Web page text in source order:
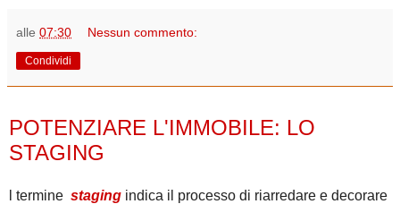
alle 07:30 Nessun commento:
Condividi
POTENZIARE L'IMMOBILE: LO
STAGING
l termine staging indica il processo di riarredare e decorare